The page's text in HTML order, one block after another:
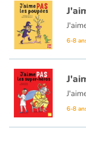
Contes d'ici et
Autour de la
Apprendre à lire
Livre audio
6-8
6-8